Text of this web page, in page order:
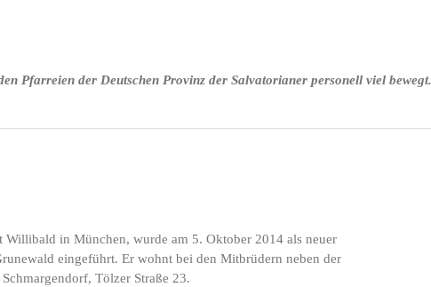
Pfarreien der Deutschen Provinz der Salvatorianer personell viel
Willibald in München, wurde am 5. Oktober 2014 als neuer
eingeführt. Er wohnt bei den Mitbrüdern neben der
Tölzer Straße 23.